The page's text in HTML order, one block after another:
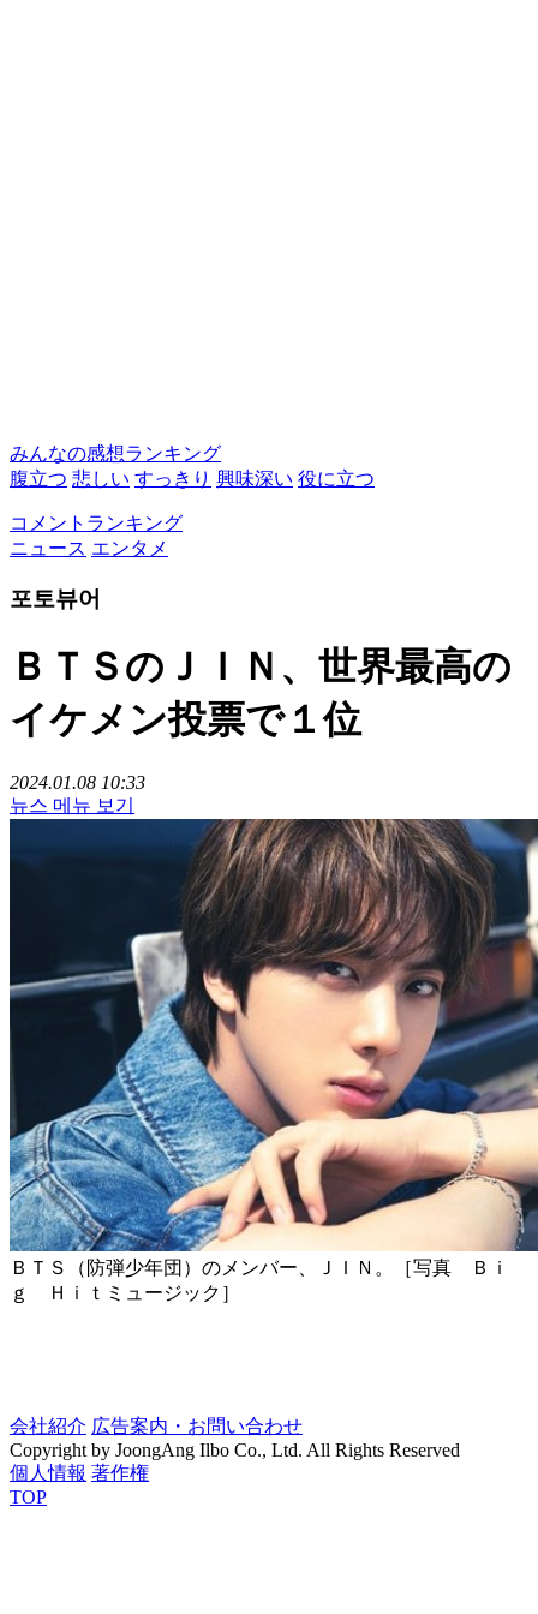
みんなの感想ランキング
腹立つ 悲しい すっきり 興味深い 役に立つ
コメントランキング
ニュース エンタメ
포토뷰어
ＢＴＳのＪＩＮ、世界最高の
イケメン投票で１位
2024.01.08 10:33
뉴스 메뉴 보기
ＢＴＳ（防弾少年団）のメンバー、ＪＩＮ。［写真 Ｂｉ
ｇ Ｈｉｔミュージック］
会社紹介 広告案内・お問い合わせ
Copyright by JoongAng Ilbo Co., Ltd. All Rights Reserved
個人情報 著作権
TOP